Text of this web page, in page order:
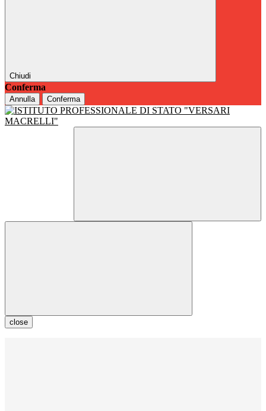
Chiudi
Conferma
Annulla Conferma
close